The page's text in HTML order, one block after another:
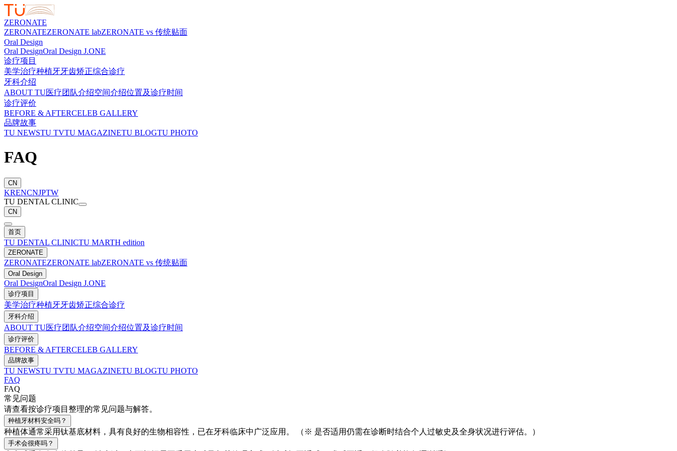
ZERONATE
ZERONATEZERONATE labZERONATE vs 传统贴面
Oral Design
Oral DesignOral Design J.ONE
诊疗项目
美学治疗种植牙牙齿矫正综合诊疗
牙科介绍
ABOUT TU医疗团队介绍空间介绍位置及诊疗时间
诊疗评价
BEFORE & AFTERCELEB GALLERY
品牌故事
TU NEWSTU TVTU MAGAZINETU BLOGTU PHOTO
FAQ
CN
KRENCNJPTW
TU DENTAL CLINIC
CN
首页
TU DENTAL CLINICTU MARTH edition
ZERONATE
ZERONATEZERONATE labZERONATE vs 传统贴面
Oral Design
Oral DesignOral Design J.ONE
诊疗项目
美学治疗种植牙牙齿矫正综合诊疗
牙科介绍
ABOUT TU医疗团队介绍空间介绍位置及诊疗时间
诊疗评价
BEFORE & AFTERCELEB GALLERY
品牌故事
TU NEWSTU TVTU MAGAZINETU BLOGTU PHOTO
FAQ
FAQ
常见问题
请查看按诊疗项目整理的常见问题与解答。
种植牙材料安全吗？
种植体通常采用钛基底材料，具有良好的生物相容性，已在牙科临床中广泛应用。 （※ 是否适用仍需在诊断时结合个人过敏史及全身状况进行评估。）
手术会很疼吗？